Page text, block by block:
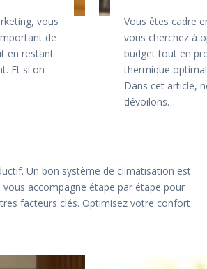
vous
de
en restant
Et si on
Vous êtes cadre
vous cherchez à
budget tout en
thermique
Dans cet article,
dévoilons…
Un bon système de climatisation est
accompagne étape par étape pour
facteurs clés. Optimisez votre confort